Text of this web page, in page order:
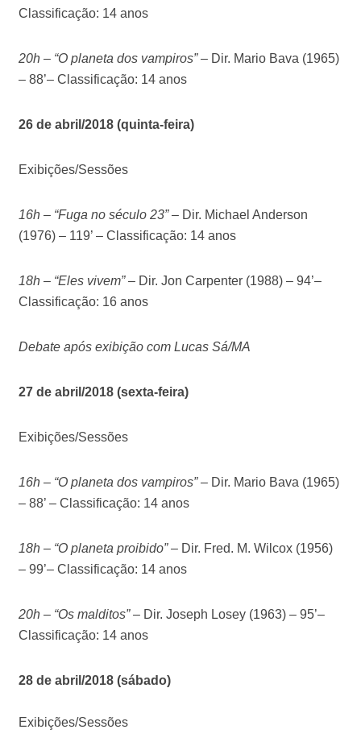
Classificação: 14 anos
20h – “O planeta dos vampiros”– Dir. Mario Bava (1965)
– 88’– Classificação: 14 anos
26 de abril/2018 (quinta-feira)
Exibições/Sessões
16h – “Fuga no século 23”– Dir. Michael Anderson
(1976) – 119’ – Classificação: 14 anos
18h – “Eles vivem”– Dir. Jon Carpenter (1988) – 94’–
Classificação: 16 anos
Debate após exibição com Lucas Sá/MA
27 de abril/2018 (sexta-feira)
Exibições/Sessões
16h – “O planeta dos vampiros”– Dir. Mario Bava (1965)
– 88’ – Classificação: 14 anos
18h – “O planeta proibido”– Dir. Fred. M. Wilcox (1956)
– 99’– Classificação: 14 anos
20h – “Os malditos”– Dir. Joseph Losey (1963) – 95’–
Classificação: 14 anos
28 de abril/2018 (sábado)
Exibições/Sessões